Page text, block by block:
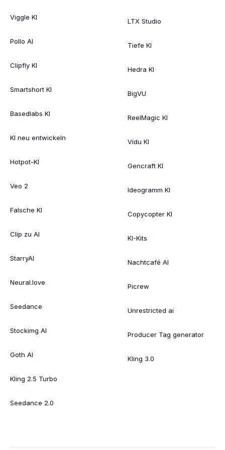
Viggle KI
Pollo AI
Clipfly KI
Smartshort KI
Basedlabs KI
KI neu entwickeln
Hotpot-KI
Veo 2
Falsche KI
Clip zu AI
StarryAI
Neural.love
Seedance
Stockimg AI
Goth AI
Kling 2.5 Turbo
Seedance 2.0
LTX Studio
Tiefe KI
Hedra KI
BigVU
ReelMagic KI
Vidu KI
Gencraft KI
Ideogramm KI
Copycopter KI
KI-Kits
Nachtcafé AI
Picrew
Unrestricted ai
Producer Tag generator
Kling 3.0